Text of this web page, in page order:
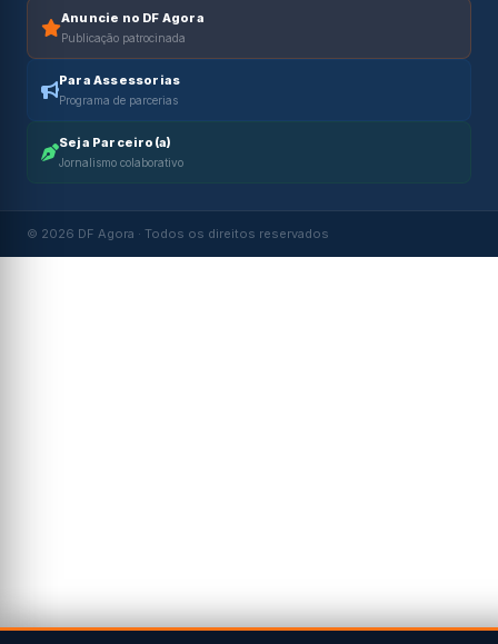
Anuncie no DF Agora
Publicação patrocinada
Para Assessorias
Programa de parcerias
Seja Parceiro(a)
Jornalismo colaborativo
© 2026 DF Agora · Todos os direitos reservados